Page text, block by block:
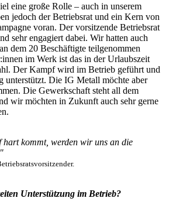
eine große Rolle – auch in unserem
jedoch der Betriebsrat und ein Kern von
voran. Der vorsitzende Betriebsrat
sehr engagiert dabei. Wir hatten auch
dem 20 Beschäftigte teilgenommen
im Werk ist das in der Urlaubszeit
Der Kampf wird im Betrieb geführt und
unterstützt. Die IG Metall möchte aber
Die Gewerkschaft steht all dem
wir möchten in Zukunft auch sehr gerne
hart kommt, werden wir uns an die
Unterstützung im Betrieb?